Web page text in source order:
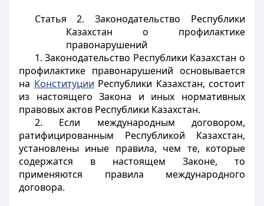
Статья 2. Законодательство Республики
Казахстан о профилактике
правонарушений
1. Законодательство Республики Казахстан о
профилактике правонарушений основывается
на Конституции Республики Казахстан, состоит
из настоящего Закона и иных нормативных
правовых актов Республики Казахстан.
2. Если международным договором,
ратифицированным Республикой Казахстан,
установлены иные правила, чем те, которые
содержатся в настоящем Законе, то
применяются правила международного
договора.